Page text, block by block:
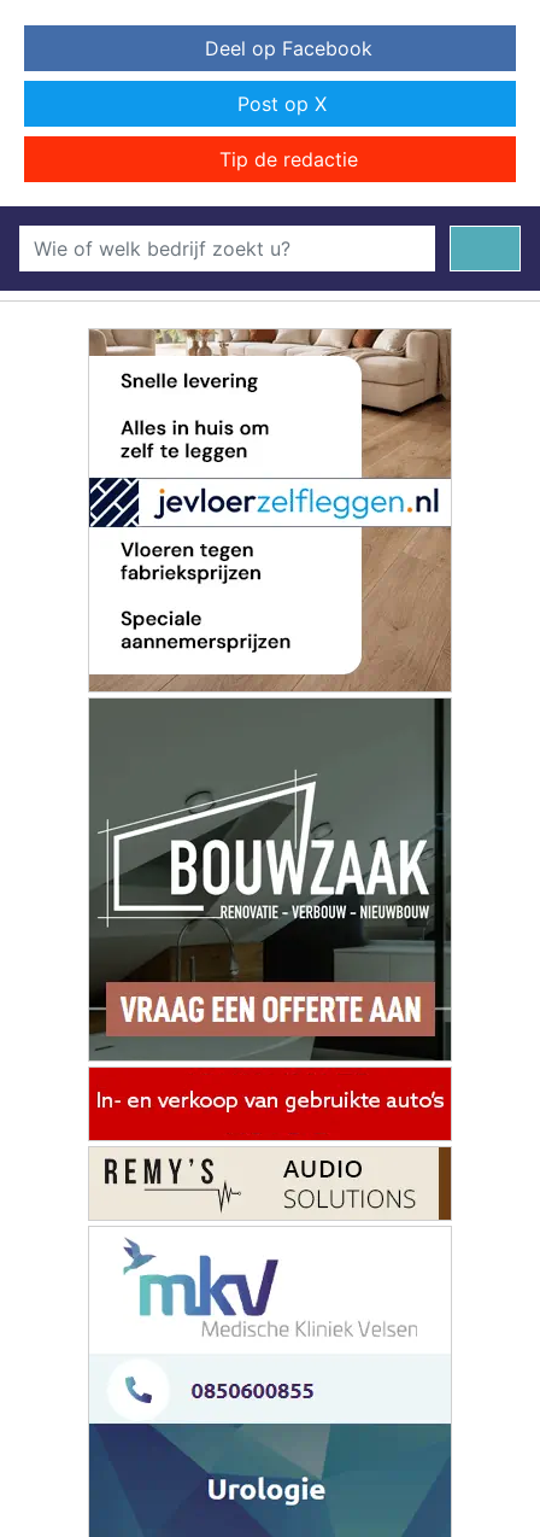
Deel op Facebook
Post op X
Tip de redactie